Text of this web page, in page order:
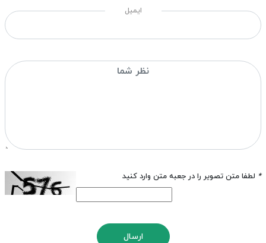
ایمیل
* لطفا متن تصویر را در جعبه متن وارد کنید
ارسال